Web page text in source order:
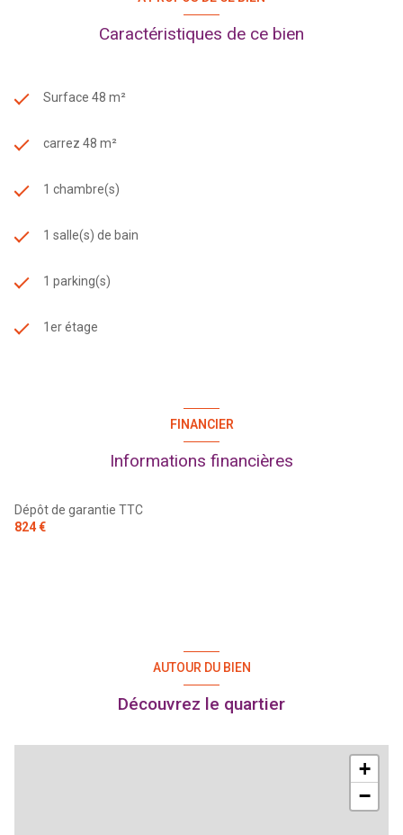
Caractéristiques de ce bien
Surface 48 m²
carrez 48 m²
1 chambre(s)
1 salle(s) de bain
1 parking(s)
1er étage
FINANCIER
Informations financières
Dépôt de garantie TTC
824 €
AUTOUR DU BIEN
Découvrez le quartier
+
−